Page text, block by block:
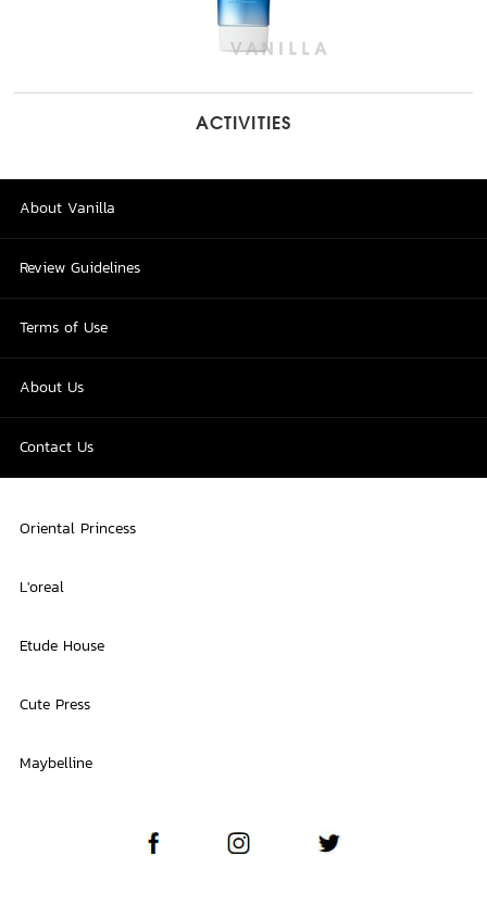
ACTIVITIES
About Vanilla
Review Guidelines
Terms of Use
About Us
Contact Us
Oriental Princess
L'oreal
Etude House
Cute Press
Maybelline